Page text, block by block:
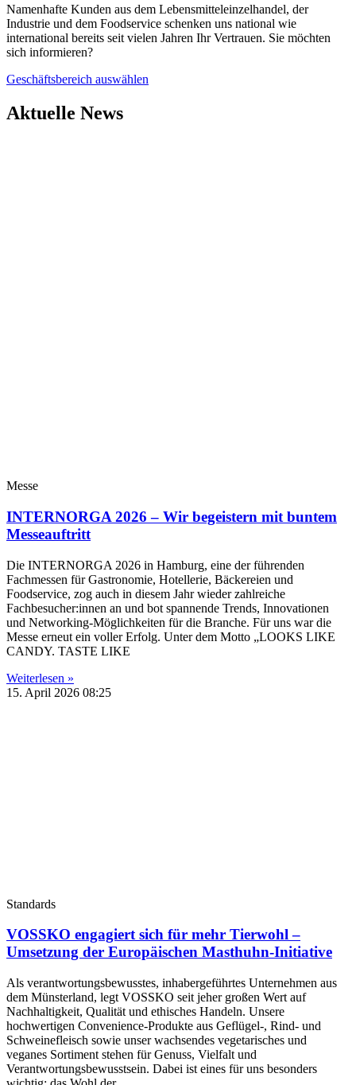
Namenhafte Kunden aus dem Lebensmitteleinzelhandel, der
Industrie und dem Foodservice schenken uns national wie
international bereits seit vielen Jahren Ihr Vertrauen. Sie möchten
sich informieren?
Geschäftsbereich auswählen
Aktuelle News
Messe
INTERNORGA 2026 – Wir begeistern mit buntem
Messeauftritt
Die INTERNORGA 2026 in Hamburg, eine der führenden
Fachmessen für Gastronomie, Hotellerie, Bäckereien und
Foodservice, zog auch in diesem Jahr wieder zahlreiche
Fachbesucher:innen an und bot spannende Trends, Innovationen
und Networking-Möglichkeiten für die Branche. Für uns war die
Messe erneut ein voller Erfolg. Unter dem Motto „LOOKS LIKE
CANDY. TASTE LIKE
Weiterlesen »
15. April 2026 08:25
Standards
VOSSKO engagiert sich für mehr Tierwohl –
Umsetzung der Europäischen Masthuhn-Initiative
Als verantwortungsbewusstes, inhabergeführtes Unternehmen aus
dem Münsterland, legt VOSSKO seit jeher großen Wert auf
Nachhaltigkeit, Qualität und ethisches Handeln. Unsere
hochwertigen Convenience-Produkte aus Geflügel-, Rind- und
Schweinefleisch sowie unser wachsendes vegetarisches und
veganes Sortiment stehen für Genuss, Vielfalt und
Verantwortungsbewusstsein. Dabei ist eines für uns besonders